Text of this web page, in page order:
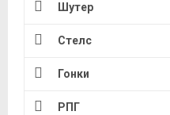
Шутер
Стелс
Гонки
РПГ